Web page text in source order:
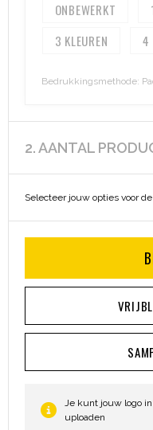
ONBEWERKT
3
4
Bedrukkingsmethode:
2. AANTAL
Selecteer jouw opties voor
Je kunt jouw logo
uploaden